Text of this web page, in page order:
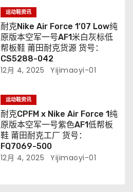
运动鞋资讯
耐克Nike Air Force 1’07 Low纯
原版本空军一号AF1米白灰标低
帮板鞋 莆田耐克货源 货号：
CS5288-042
12月 4, 2025 Yijimaoyi-01
运动鞋资讯
耐克CPFM x Nike Air Force 1纯
原版本空军一号紫色AF1低帮板
鞋 莆田耐克工厂 货号：
FQ7069-500
12月 4, 2025 Yijimaoyi-01